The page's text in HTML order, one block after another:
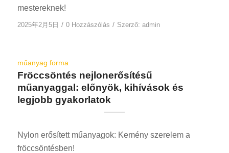
mestereknek!
2025年2月5日 / 0 Hozzászólás / Szerző: admin
műanyag forma
Fröccsöntés nejlonerősítésű
műanyaggal: előnyök, kihívások és
legjobb gyakorlatok
Nylon erősített műanyagok: Kemény szerelem a
fröccsöntésben!